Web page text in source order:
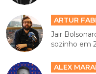
ARTUR
Jair
sozinho em
ALEX